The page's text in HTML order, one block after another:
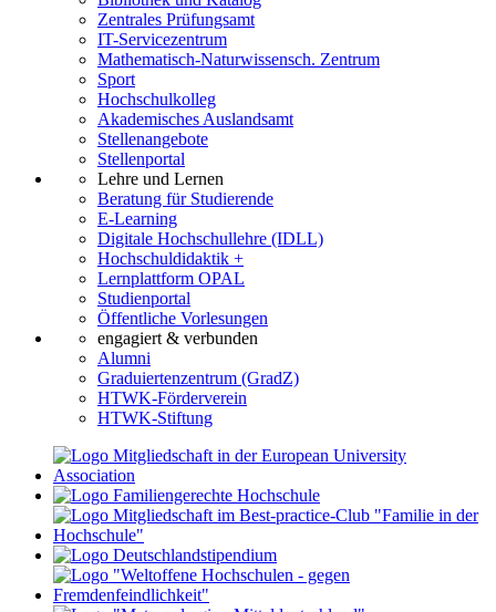
Zentrales Prüfungsamt
IT-Servicezentrum
Mathematisch-Naturwissensch. Zentrum
Sport
Hochschulkolleg
Akademisches Auslandsamt
Stellenangebote
Stellenportal
Lehre und Lernen
Beratung für Studierende
E-Learning
Digitale Hochschullehre (IDLL)
Hochschuldidaktik +
Lernplattform OPAL
Studienportal
Öffentliche Vorlesungen
engagiert & verbunden
Alumni
Graduiertenzentrum (GradZ)
HTWK-Förderverein
HTWK-Stiftung